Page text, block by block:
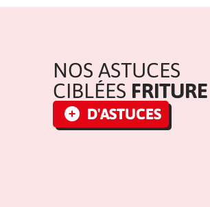
NOS ASTUCES
CIBLÉES FRITURE
D'ASTUCES